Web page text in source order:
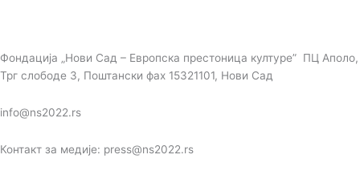
Фондација „Нови Сад – Европска престоница културе” ПЦ Аполо,
Трг слободе 3, Поштански фах 15321101, Нови Сад
info@ns2022.rs
Контакт за медије: press@ns2022.rs